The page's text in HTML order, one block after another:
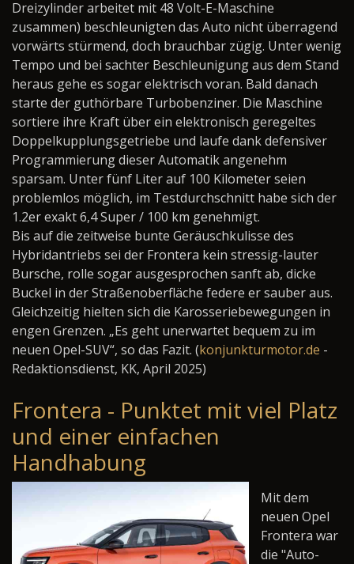
Dreizylinder arbeitet mit 48 Volt-E-Maschine
zusammen) beschleunigten das Auto nicht überragend
vorwärts stürmend, doch brauchbar zügig. Unter wenig
Tempo und bei sachter Beschleunigung aus dem Stand
heraus gehe es sogar elektrisch voran. Bald danach
starte der guthörbare Turbobenziner. Die Maschine
sortiere ihre Kraft über ein elektronisch geregeltes
Doppelkupplungsgetriebe und laufe dank defensiver
Programmierung dieser Automatik angenehm
sparsam. Unter fünf Liter auf 100 Kilometer seien
problemlos möglich, im Testdurchschnitt habe sich der
1.2er exakt 6,4 Super / 100 km genehmigt.
Bis auf die zeitweise bunte Geräuschkulisse des
Hybridantriebs sei der Frontera kein stressig-lauter
Bursche, rolle sogar ausgesprochen sanft ab, dicke
Buckel in der Straßenoberfläche federe er sauber aus.
Gleichzeitig hielten sich die Karosseriebewegungen in
engen Grenzen. „Es geht unerwartet bequem zu im
neuen Opel-SUV“, so das Fazit. (konjunkturmotor.de -
Redaktionsdienst, KK, April 2025)
Frontera - Punktet mit viel Platz
und einer einfachen
Handhabung
Mit dem
neuen Opel
Frontera war
die "Auto-